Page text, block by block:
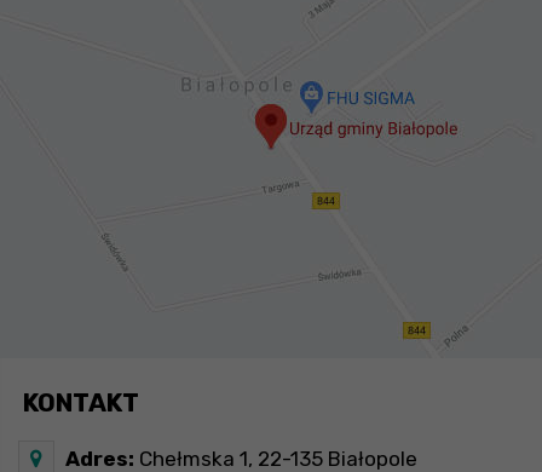
KONTAKT
Adres: Chełmska 1, 22-135 Białopole